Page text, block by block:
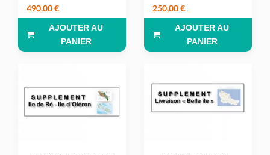
490,00 €
AJOUTER AU
PANIER
250,00 €
AJOUTER AU
PANIER